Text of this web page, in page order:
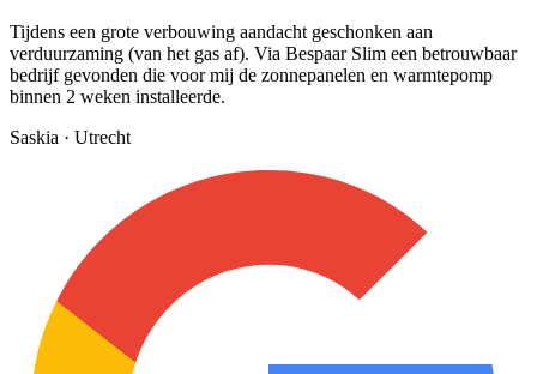
Tijdens een grote verbouwing aandacht geschonken aan
verduurzaming (van het gas af). Via Bespaar Slim een betrouwbaar
bedrijf gevonden die voor mij de zonnepanelen en warmtepomp
binnen 2 weken installeerde.
Saskia · Utrecht